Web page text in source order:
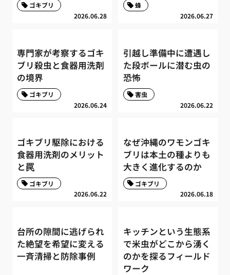
2026.06.28
ゴキブリ
2026.06.27
蜂
専門家が考察するゴキ
ブリ殺虫と食器用洗剤
の境界
2026.06.24
ゴキブリ
引越し準備中に遭遇し
た段ボールに潜む虫の
恐怖
2026.06.22
害虫
ゴキブリ駆除における
食器用洗剤のメリット
と罠
2026.06.22
ゴキブリ
なぜ沖縄のワモンゴキ
ブリは本土の種よりも
大きく進化するのか
2026.06.18
ゴキブリ
台所の隙間に逃げられ
た絶望を希望に変える
一斉清掃と防除事例
キッチンという生態系
で米虫がどこから湧く
のかを探るフィールド
ワーク